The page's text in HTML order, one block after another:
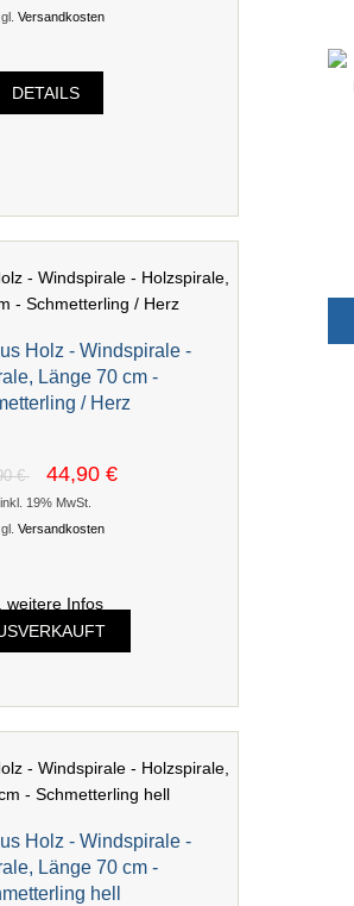
Versandkosten
DETAILS
Holz - Windspirale -
Länge 70 cm -
/ Herz
€ 44,90 €
inkl. 19% MwSt.
Versandkosten
weitere Infos
Holz - Windspirale -
Länge 70 cm -
hell